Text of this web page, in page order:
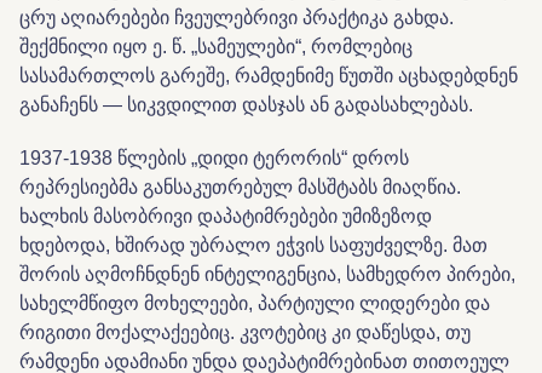
ცრუ აღიარებები ჩვეულებრივი პრაქტიკა გახდა.
შექმნილი იყო ე. წ. „სამეულები“, რომლებიც
სასამართლოს გარეშე, რამდენიმე წუთში აცხადებდნენ
განაჩენს — სიკვდილით დასჯას ან გადასახლებას.
1937-1938 წლების „დიდი ტერორის“ დროს
რეპრესიებმა განსაკუთრებულ მასშტაბს მიაღწია.
ხალხის მასობრივი დაპატიმრებები უმიზეზოდ
ხდებოდა, ხშირად უბრალო ეჭვის საფუძველზე. მათ
შორის აღმოჩნდნენ ინტელიგენცია, სამხედრო პირები,
სახელმწიფო მოხელეები, პარტიული ლიდერები და
რიგითი მოქალაქეებიც. კვოტებიც კი დაწესდა, თუ
რამდენი ადამიანი უნდა დაეპატიმრებინათ თითოეულ